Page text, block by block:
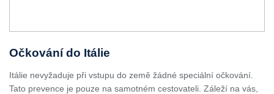
Očkování do Itálie
Itálie nevyžaduje při vstupu do země žádné speciální očkování.
Tato prevence je pouze na samotném cestovateli. Záleží na vás,